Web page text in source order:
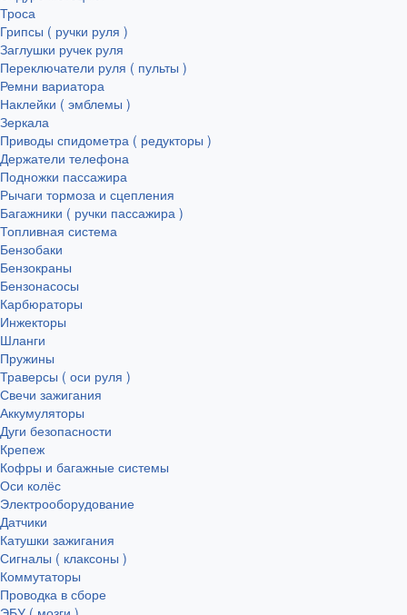
Троса
Грипсы ( ручки руля )
Заглушки ручек руля
Переключатели руля ( пульты )
Ремни вариатора
Наклейки ( эмблемы )
Зеркала
Приводы спидометра ( редукторы )
Держатели телефона
Подножки пассажира
Рычаги тормоза и сцепления
Багажники ( ручки пассажира )
Топливная система
Бензобаки
Бензокраны
Бензонасосы
Карбюраторы
Инжекторы
Шланги
Пружины
Траверсы ( оси руля )
Свечи зажигания
Аккумуляторы
Дуги безопасности
Крепеж
Кофры и багажные системы
Оси колёс
Электрооборудование
Датчики
Катушки зажигания
Сигналы ( клаксоны )
Коммутаторы
Проводка в сборе